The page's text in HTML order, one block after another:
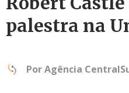
palestra na
PorAgência